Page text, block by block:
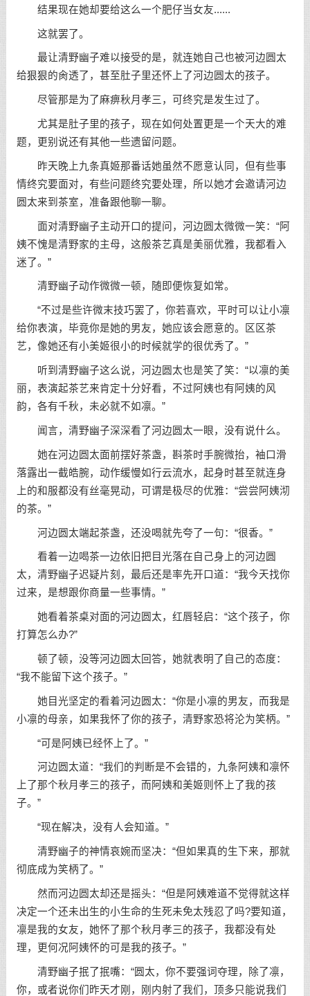
结果现在她却要给这么一个肥仔当女友......
这就罢了。
最让清野幽子难以接受的是，就连她自己也被河边圆太
给狠狠的肏透了，甚至肚子里还怀上了河边圆太的孩子。
尽管那是为了麻痹秋月孝三，可终究是发生过了。
尤其是肚子里的孩子，现在如何处置更是一个天大的难
题，更别说还有其他一些遗留问题。
昨天晚上九条真姬那番话她虽然不愿意认同，但有些事
情终究要面对，有些问题终究要处理，所以她才会邀请河边
圆太来到茶室，准备跟他聊一聊。
面对清野幽子主动开口的提问，河边圆太微微一笑：“阿
姨不愧是清野家的主母，这般茶艺真是美丽优雅，我都看入
迷了。”
清野幽子动作微微一顿，随即便恢复如常。
“不过是些许微末技巧罢了，你若喜欢，平时可以让小凛
给你表演，毕竟你是她的男友，她应该会愿意的。区区茶
艺，像她还有小美姬很小的时候就学的很优秀了。”
听到清野幽子这么说，河边圆太也是笑了笑：“以凛的美
丽，表演起茶艺来肯定十分好看，不过阿姨也有阿姨的风
韵，各有千秋，未必就不如凛。”
闻言，清野幽子深深看了河边圆太一眼，没有说什么。
她在河边圆太面前摆好茶盏，斟茶时手腕微抬，袖口滑
落露出一截皓腕，动作缓慢如行云流水，起身时甚至就连身
上的和服都没有丝毫晃动，可谓是极尽的优雅：“尝尝阿姨沏
的茶。”
河边圆太端起茶盏，还没喝就先夸了一句：“很香。”
看着一边喝茶一边依旧把目光落在自己身上的河边圆
太，清野幽子迟疑片刻，最后还是率先开口道：“我今天找你
过来，是想跟你商量一些事情。”
她看着茶桌对面的河边圆太，红唇轻启：“这个孩子，你
打算怎么办?”
顿了顿，没等河边圆太回答，她就表明了自己的态度：
“我不能留下这个孩子。”
她目光坚定的看着河边圆太：“你是小凛的男友，而我是
小凛的母亲，如果我怀了你的孩子，清野家恐将沦为笑柄。”
“可是阿姨已经怀上了。”
河边圆太道：“我们的判断是不会错的，九条阿姨和凛怀
上了那个秋月孝三的孩子，而阿姨和美姬则怀上了我的孩
子。”
“现在解决，没有人会知道。”
清野幽子的神情哀婉而坚决：“但如果真的生下来，那就
彻底成为笑柄了。”
然而河边圆太却还是摇头：“但是阿姨难道不觉得就这样
决定一个还未出生的小生命的生死未免太残忍了吗?要知道，
凛是我的女友，她怀了那个秋月孝三的孩子，我都没有处
理，更何况阿姨怀的可是我的孩子。”
清野幽子抿了抿嘴：“圆太，你不要强词夺理，除了凛，
你，或者说你们昨天才刚，刚内射了我们，顶多只能说我们